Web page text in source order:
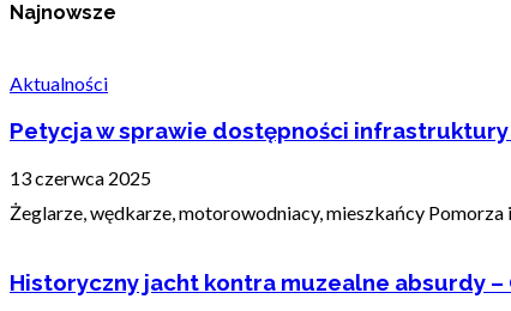
Najnowsze
Aktualności
Petycja w sprawie dostępności
13 czerwca 2025
Żeglarze, wędkarze, motorowodniacy, mieszkańcy Pomorza
Historyczny jacht kontra muzealne absurdy –